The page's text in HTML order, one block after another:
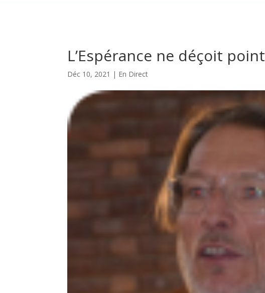
L’Espérance ne déçoit point
Déc 10, 2021 | En Direct